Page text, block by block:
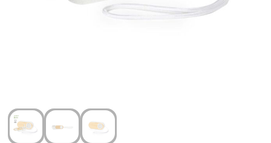
Verzorging & welness
Wijn, bier en proeverij
Zomerpakketten